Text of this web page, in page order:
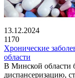
13.12.2024
1170
Хронические
области
В Минской области
диспансеризацию,